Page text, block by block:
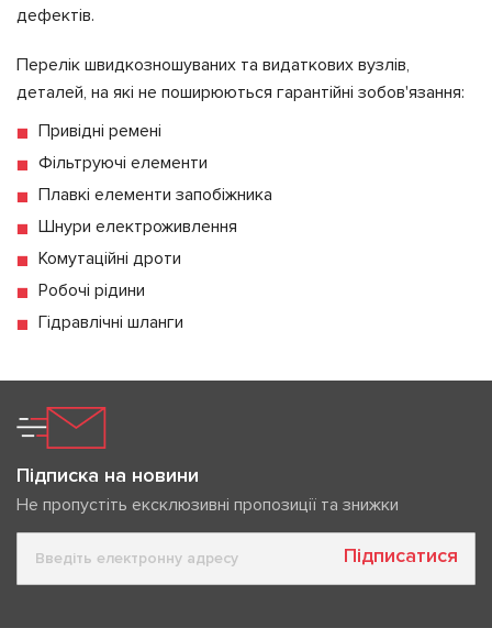
дефектів.
Перелік швидкозношуваних та видаткових вузлів,
деталей, на які не поширюються гарантійні зобов'язання:
Привідні ремені
Фільтруючі елементи
Плавкі елементи запобіжника
Шнури електроживлення
Комутаційні дроти
Робочі рідини
Гідравлічні шланги
Підписка на новини
Не пропустіть ексклюзивні пропозиції та знижки
Підписатися